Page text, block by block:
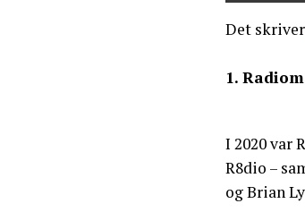
Det skriver
1.
I 2020 var
R8dio –
og Brian